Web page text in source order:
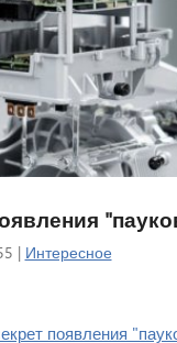
| Интересное